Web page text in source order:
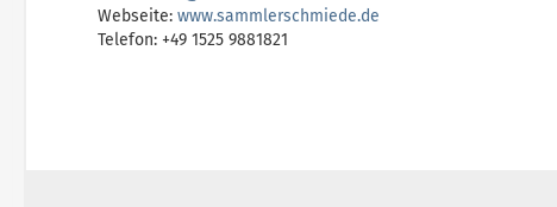
Webseite: www.sammlerschmiede.de
Telefon: +49 1525 9881821